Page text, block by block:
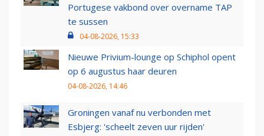
Portugese vakbond over overname TAP
te sussen
04-08-2026, 15:33
Nieuwe Privium-lounge op Schiphol opent
op 6 augustus haar deuren
04-08-2026, 14:46
Groningen vanaf nu verbonden met
Esbjerg: 'scheelt zeven uur rijden'